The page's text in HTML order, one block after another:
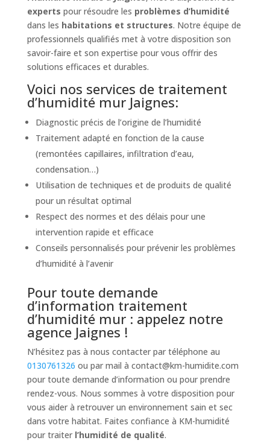
experts pour résoudre les problèmes d’humidité
dans les habitations et structures. Notre équipe de
professionnels qualifiés met à votre disposition son
savoir-faire et son expertise pour vous offrir des
solutions efficaces et durables.
Voici nos services de traitement
d’humidité mur Jaignes:
Diagnostic précis de l’origine de l’humidité
Traitement adapté en fonction de la cause
(remontées capillaires, infiltration d’eau,
condensation…)
Utilisation de techniques et de produits de qualité
pour un résultat optimal
Respect des normes et des délais pour une
intervention rapide et efficace
Conseils personnalisés pour prévenir les problèmes
d’humidité à l’avenir
Pour toute demande
d’information traitement
d’humidité mur : appelez notre
agence Jaignes !
N’hésitez pas à nous contacter par téléphone au
0130761326 ou par mail à contact@km-humidite.com
pour toute demande d’information ou pour prendre
rendez-vous. Nous sommes à votre disposition pour
vous aider à retrouver un environnement sain et sec
dans votre habitat. Faites confiance à KM-humidité
pour traiterl’humidité de qualité.